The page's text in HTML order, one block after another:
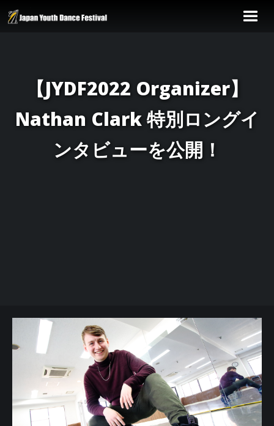
【JYDF2022 Organizer】
Nathan Clark 特別ロングイ
ンタビューを公開！